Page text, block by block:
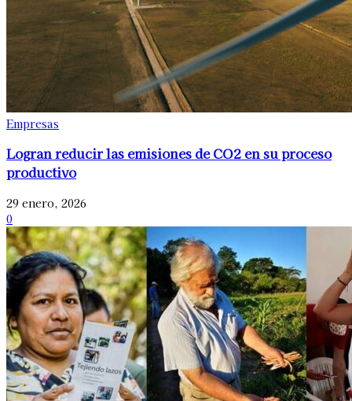
Empresas
Logran reducir las emisiones de CO2 en su proceso
productivo
29 enero, 2026
0